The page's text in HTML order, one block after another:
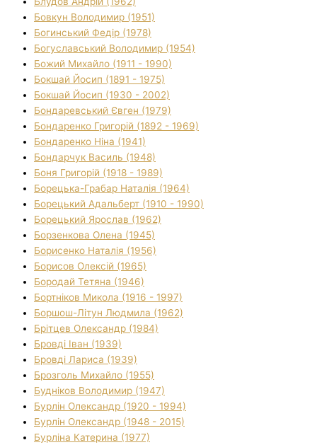
Бовкун Володимир (1951)
Богинський Федір (1978)
Богуславський Володимир (1954)
Божий Михайло (1911 - 1990)
Бокшай Йосип (1891 - 1975)
Бокшай Йосип (1930 - 2002)
Бондаревський Євген (1979)
Бондаренко Григорій (1892 - 1969)
Бондаренко Ніна (1941)
Бондарчук Василь (1948)
Боня Григорій (1918 - 1989)
Борецька-Грабар Наталія (1964)
Борецький Адальберт (1910 - 1990)
Борецький Ярослав (1962)
Борзенкова Олена (1945)
Борисенко Наталія (1956)
Борисов Олексій (1965)
Бородай Тетяна (1946)
Бортніков Микола (1916 - 1997)
Боршош-Літун Людмила (1962)
Брітцев Олександр (1984)
Бровді Іван (1939)
Бровді Лариса (1939)
Брозголь Михайло (1955)
Будніков Володимир (1947)
Бурлін Олександр (1920 - 1994)
Бурлін Олександр (1948 - 2015)
Бурліна Катерина (1977)